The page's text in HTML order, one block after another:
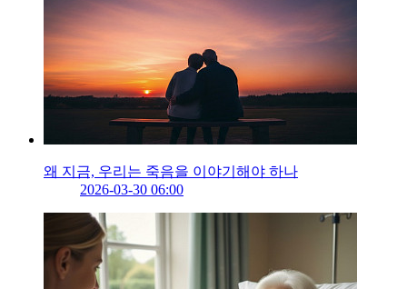
왜 지금, 우리는 죽음을 이야기해야 하나
2026-03-30 06:00